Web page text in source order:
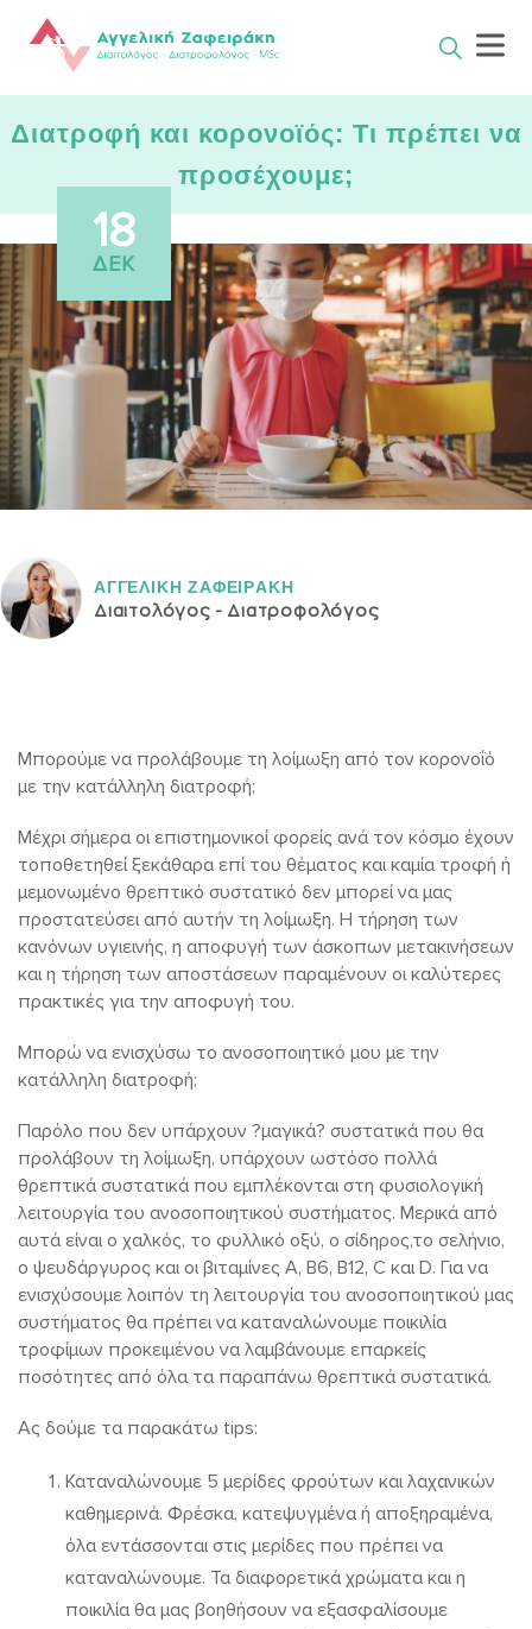
Διατροφή και κορονοϊός: Τι πρέπει να
προσέχουμε;
18
ΔΕΚ
ΑΓΓΕΛΙΚH ΖΑΦΕΙΡAΚΗ
Διαιτολόγος - Διατροφολόγος
Μπορούμε να προλάβουμε τη λοίμωξη από τον κορονοΐό
με την κατάλληλη διατροφή;
Μέχρι σήμερα οι επιστημονικοί φορείς ανά τον κόσμο έχουν
τοποθετηθεί ξεκάθαρα επί του θέματος και καμία τροφή ή
μεμονωμένο θρεπτικό συστατικό δεν μπορεί να μας
προστατεύσει από αυτήν τη λοίμωξη. Η τήρηση των
κανόνων υγιεινής, η αποφυγή των άσκοπων μετακινήσεων
και η τήρηση των αποστάσεων παραμένουν οι καλύτερες
πρακτικές για την αποφυγή του.
Μπορώ να ενισχύσω το ανοσοποιητικό μου με την
κατάλληλη διατροφή;
Παρόλο που δεν υπάρχουν ?μαγικά? συστατικά που θα
προλάβουν τη λοίμωξη, υπάρχουν ωστόσο πολλά
θρεπτικά συστατικά που εμπλέκονται στη φυσιολογική
λειτουργία του ανοσοποιητικού συστήματος. Μερικά από
αυτά είναι ο χαλκός, το φυλλικό οξύ, ο σίδηρος,το σελήνιο,
ο ψευδάργυρος και οι βιταμίνες Α, Β6, Β12, C και D. Για να
ενισχύσουμε λοιπόν τη λειτουργία του ανοσοποιητικού μας
συστήματος θα πρέπει να καταναλώνουμε ποικιλία
τροφίμων προκειμένου να λαμβάνουμε επαρκείς
ποσότητες από όλα τα παραπάνω θρεπτικά συστατικά.
Ας δούμε τα παρακάτω tips:
Καταναλώνουμε 5 μερίδες φρούτων και λαχανικών
καθημερινά. Φρέσκα, κατεψυγμένα ή αποξηραμένα,
όλα εντάσσονται στις μερίδες που πρέπει να
καταναλώνουμε. Τα διαφορετικά χρώματα και η
ποικιλία θα μας βοηθήσουν να εξασφαλίσουμε